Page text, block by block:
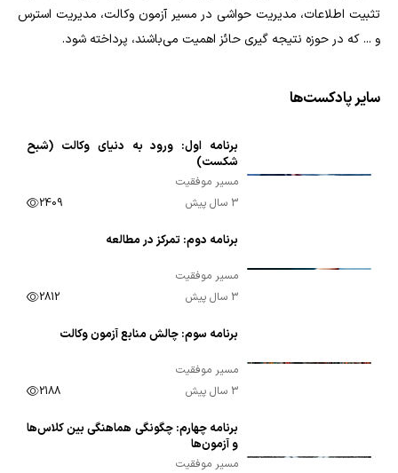
تثبیت اطلاعات، مدیریت حواشی در مسیر آزمون وکالت، مدیریت استرس
و ... که در حوزه نتیجه گیری حائز اهمیت می‌باشند، پرداخته شود.
سایر پادکست‌ها
برنامه اول: ورود به دنیای وکالت (شبح
شکست)
مسیر موفقیت
3 سال پیش
2409
برنامه دوم: تمرکز در مطالعه
مسیر موفقیت
3 سال پیش
2812
برنامه سوم: چالش منابع آزمون وکالت
مسیر موفقیت
3 سال پیش
2188
برنامه چهارم: چگونگی هماهنگی بین کلاس‌ها
و آزمون‌ها
مسیر موفقیت